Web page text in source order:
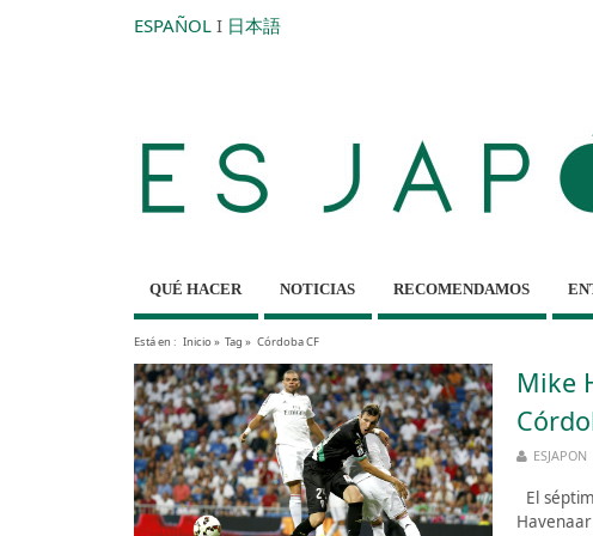
ESPAÑOL I 日本語
QUÉ HACER NOTICIAS RECOMENDAMOS
Está en : Inicio» Tag » Córdoba CF
Mike
ESJAPON
El